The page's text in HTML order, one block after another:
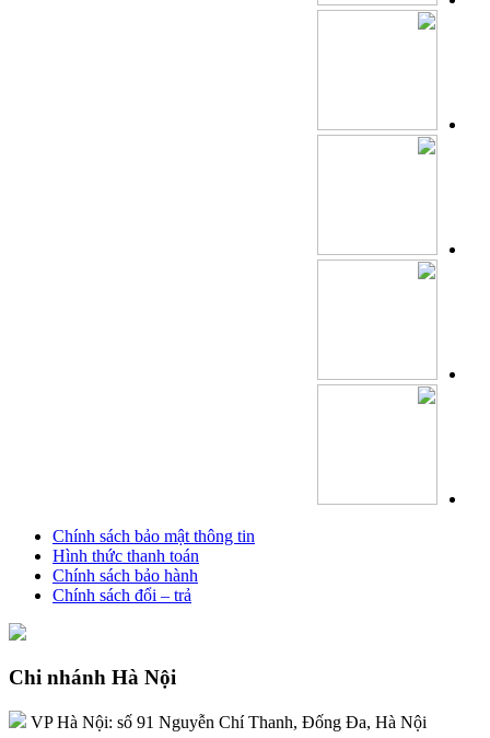
Chính sách bảo mật thông tin
Hình thức thanh toán
Chính sách bảo hành
Chính sách đổi – trả
Chi nhánh Hà Nội
VP Hà Nội: số 91 Nguyễn Chí Thanh, Đống Đa, Hà Nội